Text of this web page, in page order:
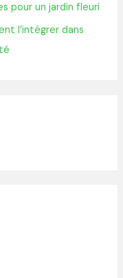
pour un jardin fleuri
l’intégrer dans